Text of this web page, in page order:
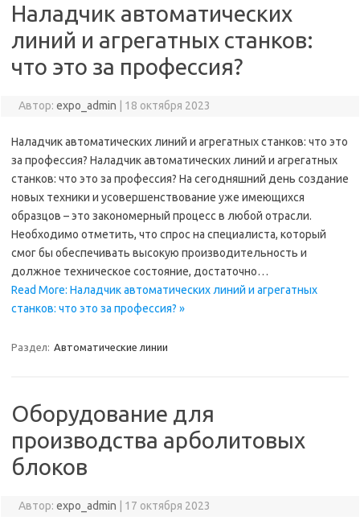
Наладчик автоматических
линий и агрегатных станков:
что это за профессия?
Автор: expo_admin 18 октября 2023
Наладчик автоматических линий и агрегатных станков: что это
за профессия? Наладчик автоматических линий и агрегатных
станков: что это за профессия? На сегодняшний день создание
новых техники и усовершенствование уже имеющихся
образцов – это закономерный процесс в любой отрасли.
Необходимо отметить, что спрос на специалиста, который
смог бы обеспечивать высокую производительность и
должное техническое состояние, достаточно…
Read More: Наладчик автоматических линий и агрегатных
станков: что это за профессия? »
Раздел: Автоматические линии
Оборудование для
производства арболитовых
блоков
Автор: expo_admin 17 октября 2023